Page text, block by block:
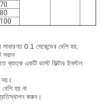
0.1 সেকেন্ডের বেশি হয়;
সরান
ব্যাংকে একটি ডাস্ট ফিল্টার ইনস্টল
নয়।
হয় না
করুন।